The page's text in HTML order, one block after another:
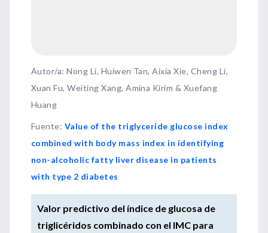
Autor/a: Nong Li, Huiwen Tan, Aixia Xie, Cheng Li,
Xuan Fu, Weiting Xang, Amina Kirim & Xuefang
Huang
Fuente: Value of the triglyceride glucose index
combined with body mass index in identifying
non-alcoholic fatty liver disease in patients
with type 2 diabetes
Valor predictivo del índice de glucosa de
triglicéridos combinado con el IMC para